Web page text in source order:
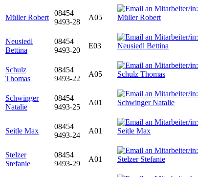
Müller Robert
08454
9493-28
A05
Neusiedl
Bettina
08454
9493-20
E03
Schulz
Thomas
08454
9493-22
A05
Schwinger
Natalie
08454
9493-25
A01
Seitle Max
08454
9493-24
A01
Stelzer
Stefanie
08454
9493-29
A01